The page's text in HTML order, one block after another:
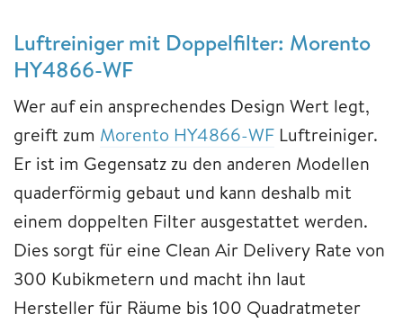
Luftreiniger mit Doppelfilter: Morento
HY4866-WF
Wer auf ein ansprechendes Design Wert legt,
greift zum Morento HY4866-WF Luftreiniger.
Er ist im Gegensatz zu den anderen Modellen
quaderförmig gebaut und kann deshalb mit
einem doppelten Filter ausgestattet werden.
Dies sorgt für eine Clean Air Delivery Rate von
300 Kubikmetern und macht ihn laut
Hersteller für Räume bis 100 Quadratmeter